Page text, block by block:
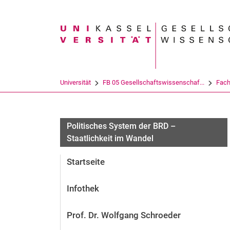
Suchbegriff
Universität FB 05 Gesellschaftswissenschaf...
Bildergalerie
Politisches System der BRD –
Staatlichkeit im Wandel
Startseite
Infothek
Prof. Dr. Wolfgang Schroeder